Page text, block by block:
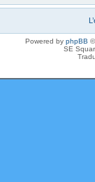
Powered by phpBB
SE